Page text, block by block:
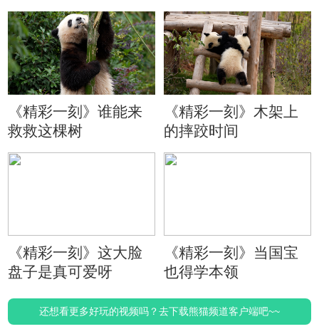
分心
《精彩一刻》谁能来
救救这棵树
《精彩一刻》木架上
的摔跤时间
《精彩一刻》这大脸
盘子是真可爱呀
《精彩一刻》当国宝
也得学本领
还想看更多好玩的视频吗？去下载熊猫频道客户端吧~~